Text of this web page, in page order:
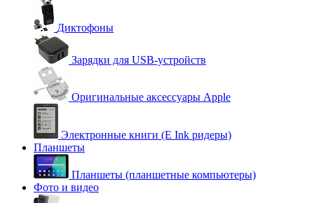
Диктофоны
Зарядки для USB-устройств
Оригинальные аксессуары Apple
Электронные книги (E Ink ридеры)
Планшеты
Планшеты (планшетные компьютеры)
Фото и видео